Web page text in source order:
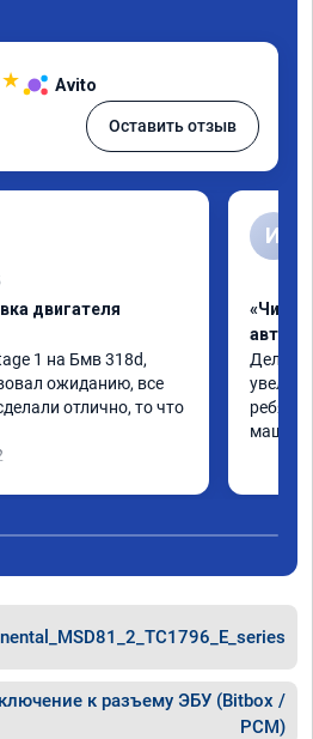
★ Avito
Оставить отзыв
двигателя
1 на Бмв 318d,
ожиданию, все
отлично, то что
И
«Чип
Делали
ребята
машина
к разъему ЭБУ (Bitbox /
PCM)